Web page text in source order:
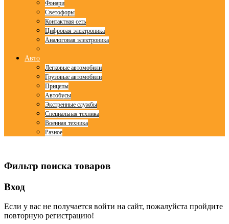
Фонари
Светофоры
Контактная сеть
Цифровая электроника
Аналоговая электроника
Авто
Легковые автомобили
Грузовые автомобили
Прицепы
Автобусы
Экстренные службы
Специальная техника
Военная техника
Разное
Фильтр поиска товаров
Вход
Если у вас не получается войти на сайт, пожалуйста пройдите
повторную регистрацию!